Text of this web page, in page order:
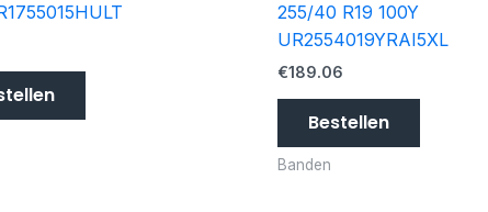
255/40 R19 100Y
UR2554019YRAI5XL
€189.06
Bestellen
Banden